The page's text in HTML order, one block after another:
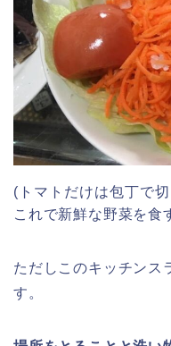
(トマトだけは包丁で
これで新鮮な野菜を食
ただしこのキッチンス
す。